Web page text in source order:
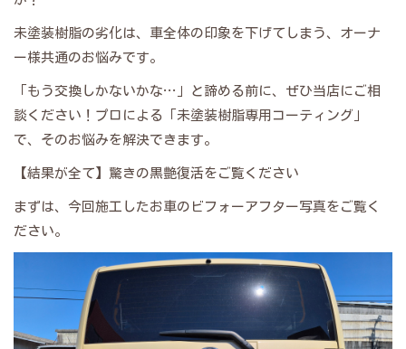
​未塗装樹脂の劣化は、車全体の印象を下げてしまう、オーナ
ー様共通のお悩みです。
​「もう交換しかないかな…」と諦める前に、ぜひ当店にご相
談ください！プロによる「未塗装樹脂専用コーティング」
で、そのお悩みを解決できます。
​【結果が全て】驚きの黒艶復活をご覧ください
​まずは、今回施工したお車のビフォーアフター写真をご覧く
ださい。